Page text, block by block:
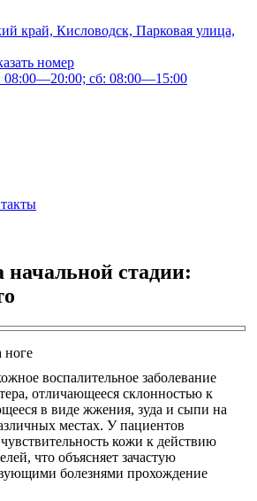
край, Кисловодск, Парковая улица,
номер
сб: 08:00—15:00
начальной стадии:
воспалительное заболевание
отличающееся склонностью к
в виде жжения, зуда и сыпи на
местах. У пациентов
кожи к действию
что объясняет зачастую
болезнями прохождение